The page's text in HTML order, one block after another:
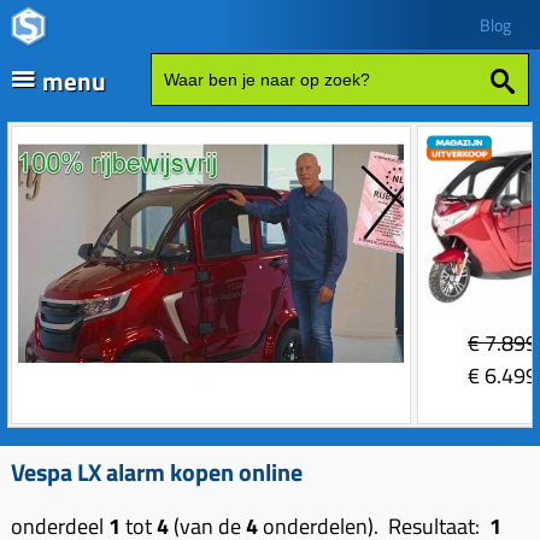
Blog
menu
Fatbikes
Scooter kopen
Zip
Sales
Elektrische delen
Achterlicht
Bobine
Motordelen
Achter tandwielen
Carburateurs (delen)
Frame delen
Achterbrug delen
Accessoires
€
€
Vespa LX alarm kopen online
onderdeel 1 tot4(van de4onderdelen). Resultaat: 1